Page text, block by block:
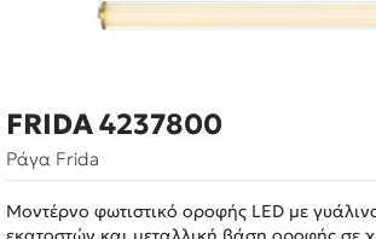
FRIDA 4237800
Ράγα Frida
Μοντέρνο φωτιστικό οροφής LED με